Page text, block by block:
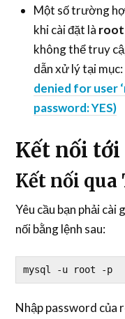
Một số trường
khi cài đặt là root
không thể truy
dẫn xử lý tại mục:
denied for user
password: YES)
Kết nối tới
Kết nối
Yêu cầu bạn phải
nối bằng lệnh sau:
mysql -u root -p
Nhập password của